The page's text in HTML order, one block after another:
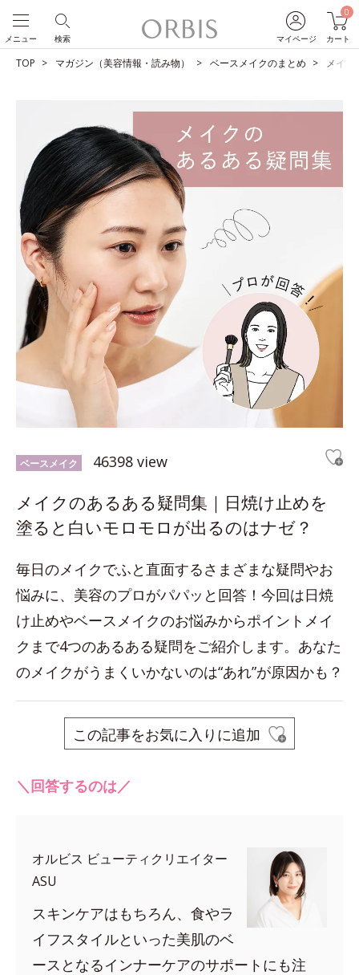
マイページ
0
カート
検索
メニュー
TOP マガジン（美容情報・読み物） ベースメイクのまとめ メイ
ベースメイク 46398 view
メイクのあるある疑問集｜日焼け止めを
塗ると白いモロモロが出るのはナゼ？
毎日のメイクでふと直面するさまざまな疑問やお
悩みに、美容のプロがパパッと回答！今回は日焼
け止めやベースメイクのお悩みからポイントメイ
クまで4つのあるある疑問をご紹介します。あなた
のメイクがうまくいかないのは“あれ”が原因かも？
この記事をお気に入りに追加
＼回答するのは／
オルビス ビューティクリエイター
ASU
スキンケアはもちろん、食やラ
イフスタイルといった美肌のベ
ースとなるインナーケアのサポートにも注